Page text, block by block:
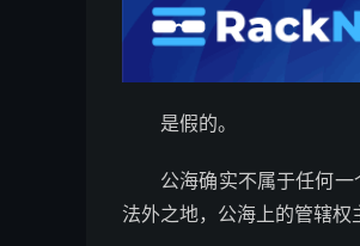
是假的。
公海确实不属于任何
法外之地，公海上的管辖权